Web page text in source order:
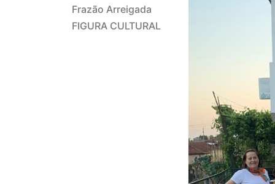
Frazão Arreigada
FIGURA CULTURAL